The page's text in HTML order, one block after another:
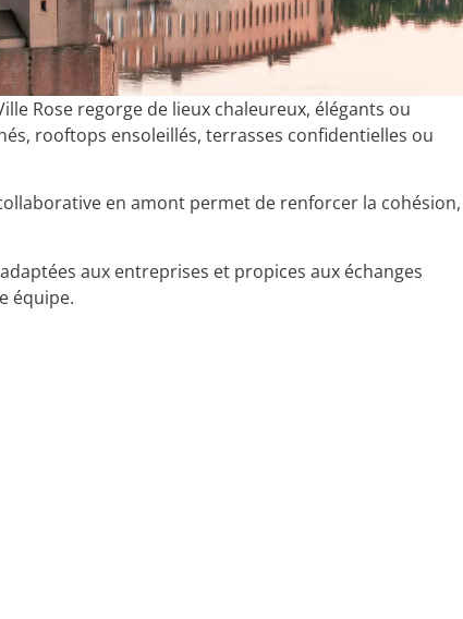
Rose regorge de lieux chaleureux, élégants ou
rooftops ensoleillés, terrasses confidentielles ou
en amont permet de renforcer la cohésion,
aux entreprises et propices aux échanges
équipe.